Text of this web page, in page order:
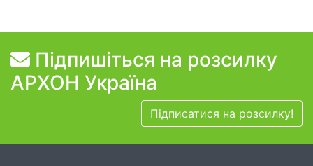
Підпишіться на розсилку
АРХОН Україна
Підписатися на розсилку!